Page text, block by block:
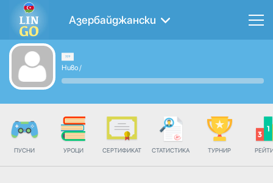
Азербайджански
Ниво/
ПУСНИ УРОЦИ СЕРТИФИКАТ СТАТИСТИКА ТУРНИР